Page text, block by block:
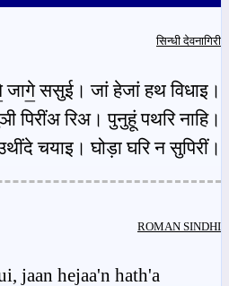
सिन्धी देवनागिरी
जागे॒ ससुई। जां हेजां हथ विधाइ।
पिरींअ रिअ। पुनुहूं पथरि नाहि।
चयाइ। घोड़ा घरि न सुपिरीं।
ROMAN SINDHI
jaan hejaa'n hath'a